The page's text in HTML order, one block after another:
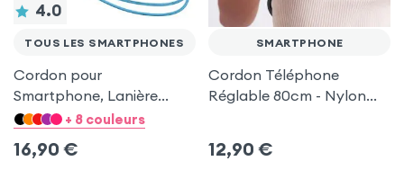
4.0
TOUS LES SMARTPHONES
Cordon pour
Smartphone, Lanière
Nylon Réglable avec
Universelle - Bleu
+ 8 couleurs
16,90 €
SMARTPHONE
Cordon Téléphone
Réglable 80cm - Nylon
12,90 €